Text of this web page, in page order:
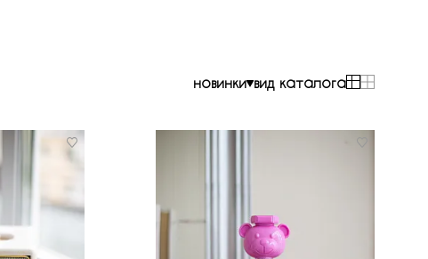
новинки вид каталога